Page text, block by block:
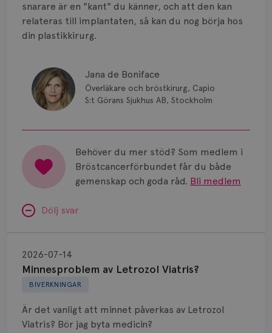
snarare är en "kant" du känner, och att den kan
relateras till implantaten, så kan du nog börja hos
din plastikkirurg.
Jana de Boniface
Överläkare och bröstkirurg, Capio
S:t Görans Sjukhus AB, Stockholm
Behöver du mer stöd? Som medlem i
Bröstcancerförbundet får du både
gemenskap och goda råd. Bli medlem
Dölj svar
BIVERKNINGAR
Minnesproblem av Letrozol Viatris?
2026-07-14
Är det vanligt att minnet påverkas av Letrozol
Viatris? Bör jag byta medicin?
Letrozol
Viatris?